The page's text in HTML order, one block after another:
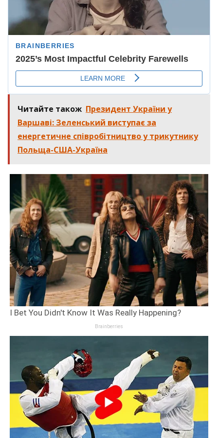
Читайте також Президент України у
Варшаві: Зеленський виступає за
енергетичне співробітництво у трикутнику
Польща-США-Україна